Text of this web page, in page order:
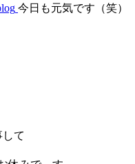
今日も元気です（笑）
て